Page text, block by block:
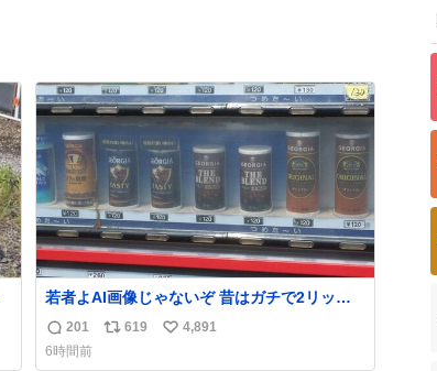
若者よAI画像じゃないぞ 昔はガチで2リット
ル売ってたんやでw
返
信
201
リ
619
い
4,891
6時間前